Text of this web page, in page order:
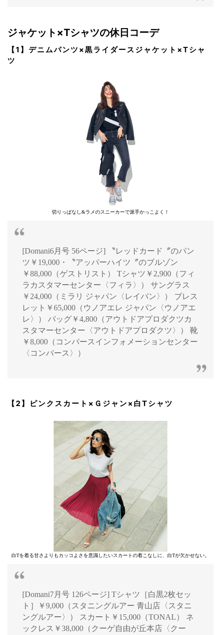
ジャケット×Tシャツの休日コーデ
【1】デニムパンツ×黒ライダースジャケット×Tシャ
ツ
切りっぱなし&ラメのスニーカーで派手かっこよく！
[Domani6月号 56ページ] 〝レッドカード〞のパン
ツ￥19,000・〝アッパーハイツ〞のブルゾン
￥88,000（ゲストリスト） Tシャツ￥2,900（フィ
ラカスタマーセンター〈フィラ〉） サングラス
￥24,000（ミラリ ジャパン〈レイバン〉） ブレス
レット￥65,000（ウノアエレ ジャパン〈ウノアエ
レ〉） バッグ￥4,800（アウトドアプロダクツカ
スタマーセンター〈アウトドアプロダクツ〉） 靴
￥8,000（コンバースインフォメーションセンター
〈コンバース〉）
【2】ピンクスカート×Ｇジャン×白Tシャツ
白Tを着る甘さよりもカッコよさを意識したいスカートの着こなしに、白Tが欠かせない。
[Domani7月号 126ページ] Tシャツ［白黒2枚セッ
ト］￥9,000（スタニングルアー 青山店〈スタニ
ングルアー〉） スカート￥15,000（TONAL） ネ
ックレス￥38,000（クーゲ自由が丘本店〈クー